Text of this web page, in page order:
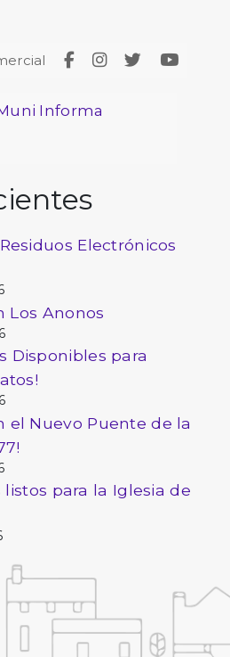
Informa
Electrónicos
Los Anonos
Disponibles para
el Nuevo Puente de la
listos para la Iglesia de